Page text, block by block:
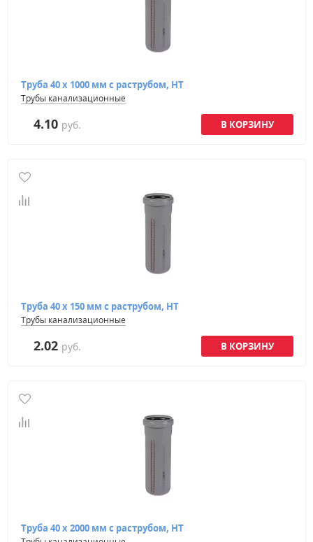
Труба 40 х 1000 мм с раструбом, HT
Трубы канализационные
4.10 руб.
Труба 40 х 150 мм с раструбом, HT
Трубы канализационные
2.02 руб.
Труба 40 х 2000 мм с раструбом, HT